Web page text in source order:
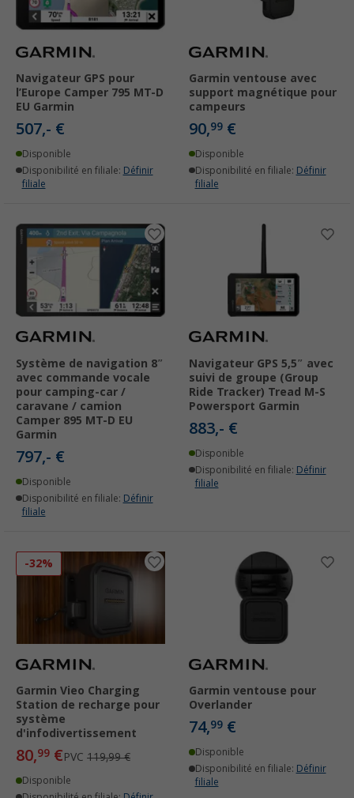
Navigateur GPS pour
l’Europe Camper 795 MT-D
EU Garmin
507,- €
Disponible
Disponibilité en filiale: Définir
filiale
Garmin ventouse avec
support magnétique pour
campeurs
90,99 €
Disponible
Disponibilité en filiale: Définir
filiale
Système de navigation 8″
avec commande vocale
pour camping-car /
caravane / camion
Camper 895 MT-D EU
Garmin
797,- €
Disponible
Disponibilité en filiale: Définir
filiale
Navigateur GPS 5,5″ avec
suivi de groupe (Group
Ride Tracker) Tread M-S
Powersport Garmin
883,- €
Disponible
Disponibilité en filiale: Définir
filiale
-32%
Garmin Vieo Charging
Station de recharge pour
système
d'infodivertissement
80,99 €PVC 119,99 €
Disponible
Garmin ventouse pour
Overlander
74,99 €
Disponible
Disponibilité en filiale: Définir
filiale